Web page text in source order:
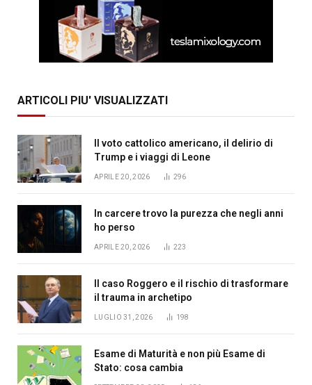
ARTICOLI PIU' VISUALIZZATI
Il voto cattolico americano, il delirio di
Trump e i viaggi di Leone
APRILE 20, 2026 296
In carcere trovo la purezza che negli anni
ho perso
APRILE 20, 2026 223
Il caso Roggero e il rischio di trasformare
il trauma in archetipo
LUGLIO 31, 2026 198
Esame di Maturità e non più Esame di
Stato: cosa cambia